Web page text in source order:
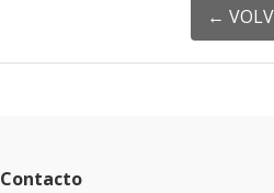
←
Contacto